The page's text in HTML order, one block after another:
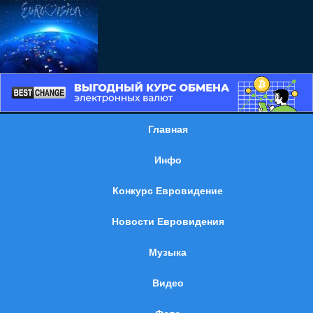
Главная
Инфо
Конкурс Евровидение
Новости Евровидения
Музыка
Видео